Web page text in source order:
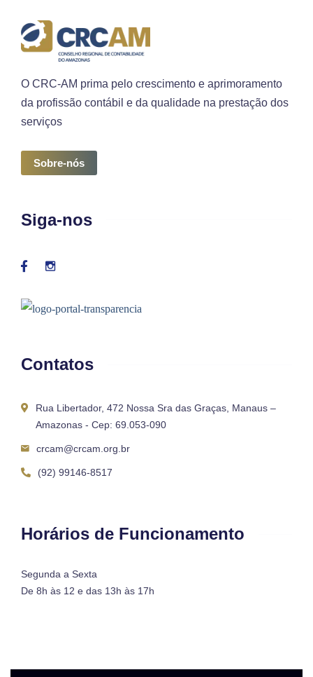
O CRC-AM prima pelo crescimento e aprimoramento
da profissão contábil e da qualidade na prestação dos
serviços
Sobre-nós
Siga-nos
Contatos
Rua Libertador, 472 Nossa Sra das Graças, Manaus –
Amazonas - Cep: 69.053-090
crcam@crcam.org.br
(92) 99146-8517
Horários de Funcionamento
Segunda a Sexta
De 8h às 12 e das 13h às 17h